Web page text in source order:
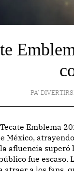
PA'
México,
afluencia
fue escaso.